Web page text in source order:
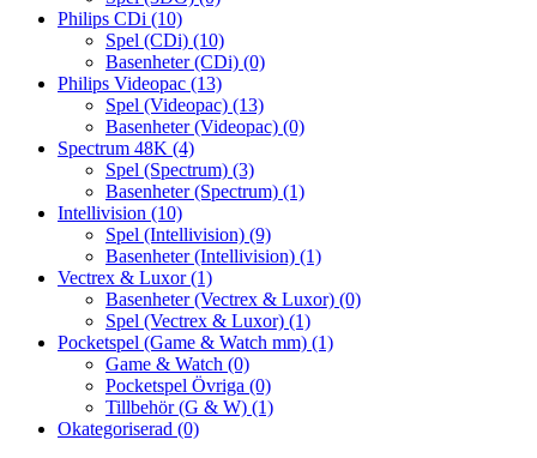
Philips CDi (10)
Spel (CDi) (10)
Basenheter (CDi) (0)
Philips Videopac (13)
Spel (Videopac) (13)
Basenheter (Videopac) (0)
Spectrum 48K (4)
Spel (Spectrum) (3)
Basenheter (Spectrum) (1)
Intellivision (10)
Spel (Intellivision) (9)
Basenheter (Intellivision) (1)
Vectrex & Luxor(1)
Basenheter (Vectrex & Luxor) (0)
Spel (Vectrex & Luxor) (1)
Pocketspel (Game & Watch mm) (1)
Game & Watch (0)
Pocketspel Övriga (0)
Tillbehör (G & W) (1)
Okategoriserad (0)